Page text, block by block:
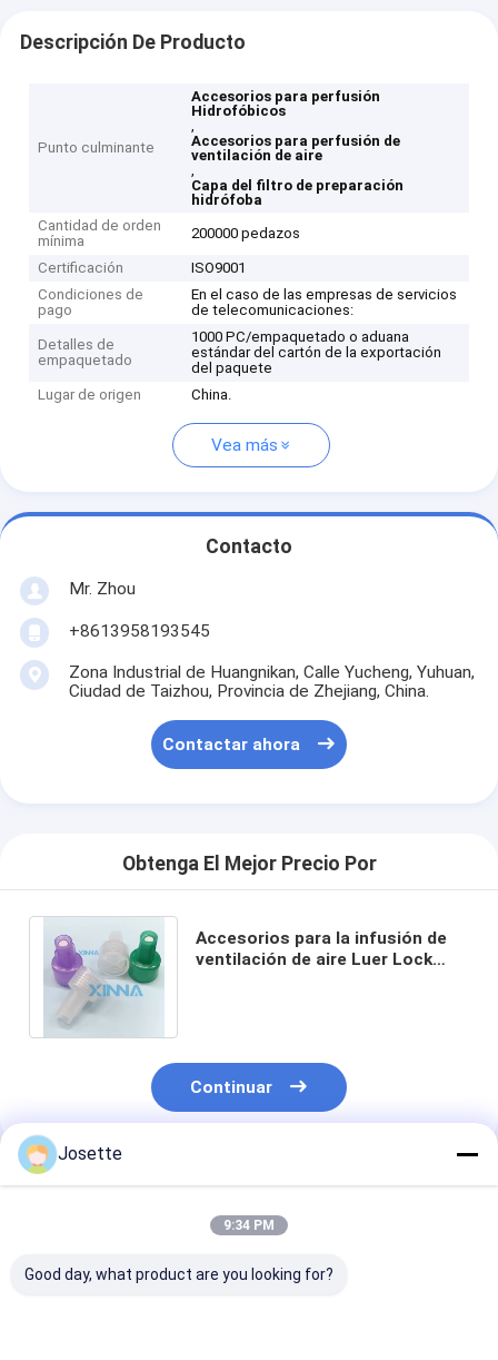
Descripción De Producto
Punto culminante
Accesorios para perfusión
Hidrofóbicos
,
Accesorios para perfusión de
ventilación de aire
,
Capa del filtro de preparación
hidrófoba
Cantidad de orden
mínima
200000 pedazos
Certificación
ISO9001
Condiciones de
pago
En el caso de las empresas de servicios
de telecomunicaciones:
Detalles de
empaquetado
1000 PC/empaquetado o aduana
estándar del cartón de la exportación
del paquete
Lugar de origen
China.
Vea más
Contacto
Mr. Zhou
+8613958193545
Zona Industrial de Huangnikan, Calle Yucheng, Yuhuan,
Ciudad de Taizhou, Provincia de Zhejiang, China.
Contactar ahora
Obtenga El Mejor Precio Por
Accesorios para la infusión de
ventilación de aire Luer Lock
Continuar
Productos Recomendados
Josette
9:34 PM
Good day, what product are you looking for?